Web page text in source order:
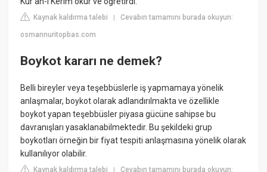
Kaynak kaldırma talebi |Cevabın tamamını burada okuyun:
osmannuritopbas.com
Boykot kararı ne demek?
Belli bireyler veya teşebbüslerle iş yapmamaya yönelik
anlaşmalar, boykot olarak adlandırılmakta ve özellikle
boykot yapan teşebbüsler piyasa gücüne sahipse bu
davranışları yasaklanabilmektedir. Bu şekildeki grup
boykotları örneğin bir fiyat tespiti anlaşmasına yönelik olarak
kullanılıyor olabilir.
Kaynak kaldırma talebi |Cevabın tamamını burada okuyun: